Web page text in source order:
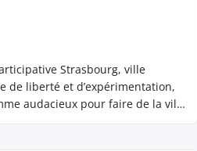
Strasbourg, ville
de liberté et d’expérimentation,
audacieux pour faire de la ville